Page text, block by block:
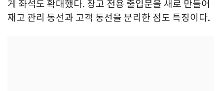
게 좌석도 확대했다. 창고 전용 출입문을 새로 만들어
재고 관리 동선과 고객 동선을 분리한 점도 특징이다.